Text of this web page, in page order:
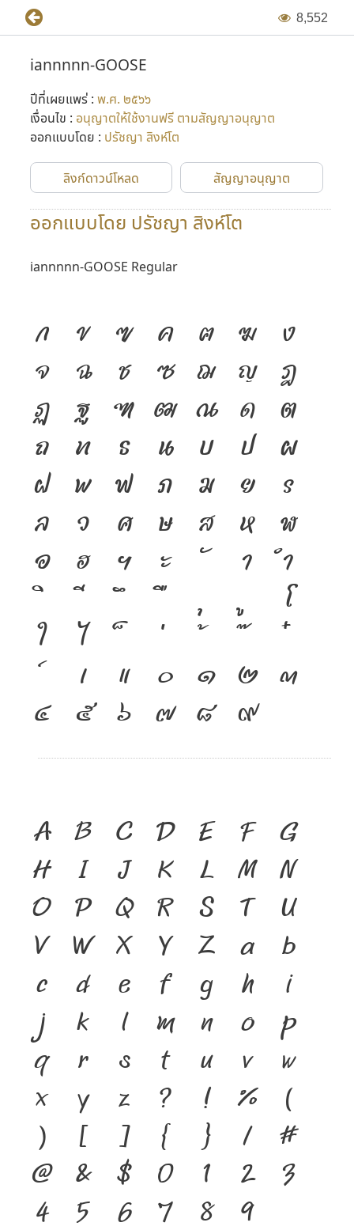
8,552
iannnnn-GOOSE
ปีที่เผยแพร่ : พ.ศ. ๒๕๖๖
เงื่อนไข : อนุญาตให้ใช้งานฟรี ตามสัญญาอนุญาต
ออกแบบโดย : ปรัชญา สิงห์โต
ลิงก์ดาวน์โหลด สัญญาอนุญาต
ออกแบบโดย ปรัชญา สิงห์โต
iannnnn-GOOSE Regular
ก ข ฃ ค ฅ ฆ
ง
จ
ฉ ช ซ ฌ ญ
ฎ
ฏ
ฐ ฑ ฒ ณ ด
ต
ถ
ท ธ น บ ป
ผ
ฝ
พ ฟ ภ ม ย
ร
ล
ว ศ ษ ส ห
ฬ
อ
ฮ ฯ ะ า
ำ
โ
ใ
ไ
เ
แ ๐ ๑ ๒ ๓
๔
๕ ๖ ๗ ๘ ๙
A B C D E F
G
H
I J K L M
N
O
P Q R S T
U
V
W X Y Z a
b
c
d e f g h
i
j
k l m n o
p
q
r s t u v
w
x
y z ? ! %
(
)
[ ] { } /
#
@
& $ 0 1 2
3
4
5 6 7 8 9